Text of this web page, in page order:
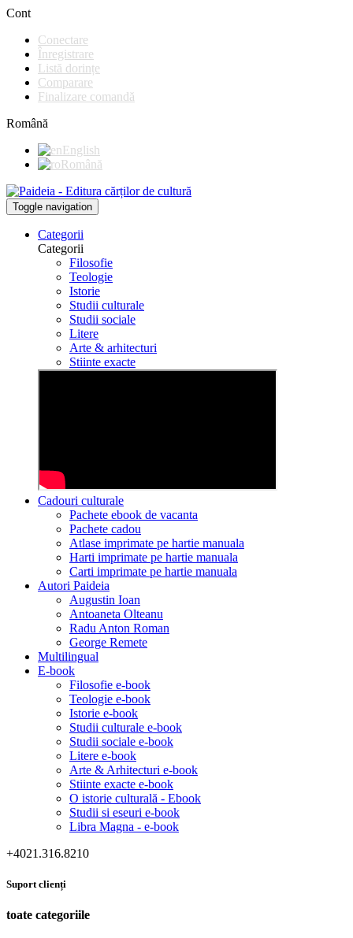
Cont
Conectare
Înregistrare
Listă dorințe
Comparare
Finalizare comandă
Română
English
Română
Toggle navigation
Categorii
Categorii
Filosofie
Teologie
Istorie
Studii culturale
Studii sociale
Litere
Arte & arhitecturi
Stiinte exacte
Cadouri culturale
Pachete ebook de vacanta
Pachete cadou
Atlase imprimate pe hartie manuala
Harti imprimate pe hartie manuala
Carti imprimate pe hartie manuala
Autori Paideia
Augustin Ioan
Antoaneta Olteanu
Radu Anton Roman
George Remete
Multilingual
E-book
Filosofie e-book
Teologie e-book
Istorie e-book
Studii culturale e-book
Studii sociale e-book
Litere e-book
Arte & Arhitecturi e-book
Stiinte exacte e-book
O istorie culturală - Ebook
Studii si eseuri e-book
Libra Magna - e-book
+4021.316.8210
Suport clienți
toate categoriile